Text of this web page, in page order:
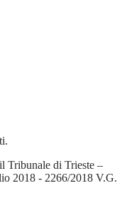
Tribunale di Trieste –
2018 - 2266/2018 V.G.